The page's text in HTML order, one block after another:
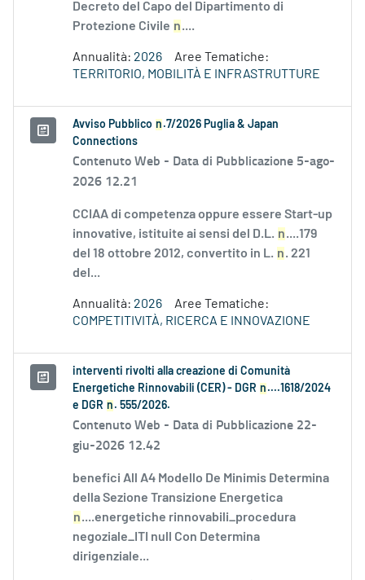
Decreto del Capo del Dipartimento di
Protezione Civile n....
Annualità: 2026
Aree Tematiche:
TERRITORIO, MOBILITÀ E INFRASTRUTTURE
Avviso Pubblico n .7/2026 Puglia & Japan
Connections
Contenuto Web - Data di Pubblicazione 5-ago-
2026 12.21
CCIAA di competenza oppure essere Start-up
innovative, istituite ai sensi del D.L. n....179
del 18 ottobre 2012, convertito in L. n. 221
del...
Annualità: 2026
Aree Tematiche:
COMPETITIVITÀ, RICERCA E INNOVAZIONE
interventi rivolti alla creazione di Comunità
Energetiche Rinnovabili (CER) - DGR n ....1618/2024
e DGR n . 555/2026.
Contenuto Web - Data di Pubblicazione 22-
giu-2026 12.42
benefici All A4 Modello De Minimis Determina
della Sezione Transizione Energetica
n....energetiche rinnovabili_procedura
negoziale_ITI null Con Determina
dirigenziale...